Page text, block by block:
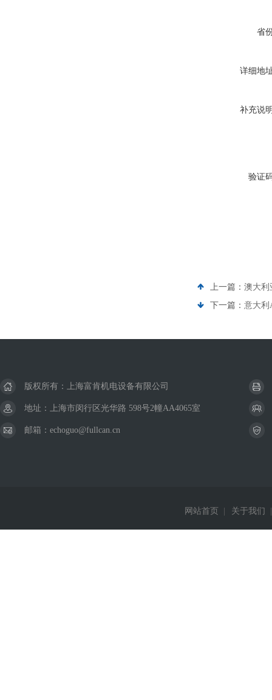
省
详细地
补充说
验证
上一篇： 澳大利
下一篇： 意大利
版权所有：上海富肯机电设备有限公司
地址：上海市闵行区光华路 598号2幢AA4065室
邮箱：echoguo@fullcan.cn
网站首页 关于我们